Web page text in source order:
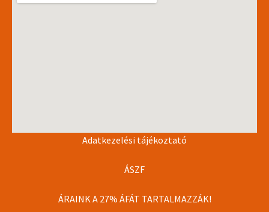
Adatkezelési tájékoztató
ÁSZF
ÁRAINK A 27% ÁFÁT TARTALMAZZÁK!